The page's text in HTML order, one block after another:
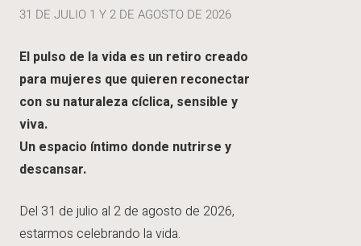
31 DE JULIO 1 Y 2 DE AGOSTO DE 2026
El pulso de la vida es un retiro creado
para mujeres que quieren reconectar
con su naturaleza cíclica, sensible y
viva.
Un espacio íntimo donde nutrirse y
descansar.
Del 31 de julio al 2 de agosto de 2026,
estarmos celebrando la vida.